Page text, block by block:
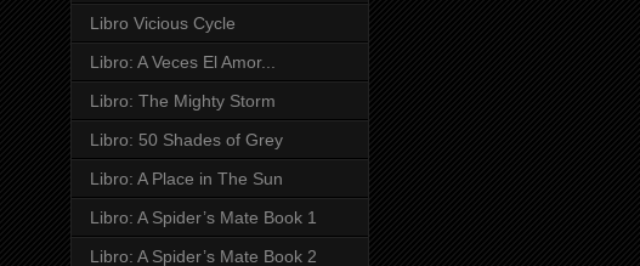
Libro Vicious Cycle
Libro: A Veces El Amor...
Libro: The Mighty Storm
Libro: 50 Shades of Grey
Libro: A Place in The Sun
Libro: A Spider’s Mate Book 1
Libro: A Spider’s Mate Book 2